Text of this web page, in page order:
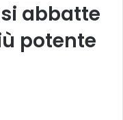
abbatte
potente